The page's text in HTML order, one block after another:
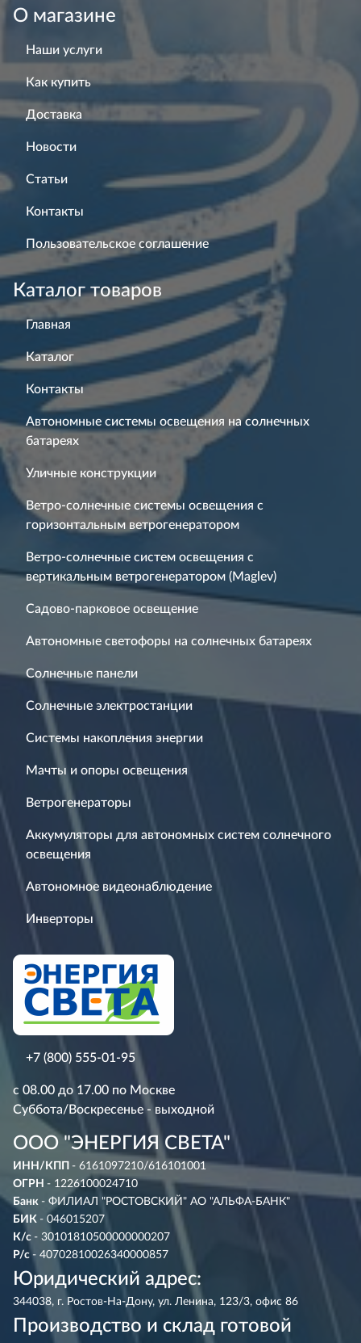
О магазине
Наши услуги
Как купить
Доставка
Новости
Статьи
Контакты
Пользовательское соглашение
Каталог товаров
Главная
Каталог
Контакты
Автономные системы освещения на солнечных
батареях
Уличные конструкции
Ветро-солнечные системы освещения с
горизонтальным ветрогенератором
Ветро-солнечные систем освещения с
вертикальным ветрогенератором (Maglev)
Садово-парковое освещение
Автономные светофоры на солнечных батареях
Солнечные панели
Солнечные электростанции
Системы накопления энергии
Мачты и опоры освещения
Ветрогенераторы
Аккумуляторы для автономных систем солнечного
освещения
Автономное видеонаблюдение
Инверторы
+7 (800) 555-01-95
с 08.00 до 17.00 по Москве
Суббота/Воскресенье - выходной
ООО "ЭНЕРГИЯ СВЕТА"
ИНН/КПП - 6161097210/616101001
ОГРН - 1226100024710
Банк - ФИЛИАЛ "РОСТОВСКИЙ" АО "АЛЬФА-БАНК"
БИК - 046015207
К/с - 30101810500000000207
Р/с - 40702810026340000857
Юридический адрес:
344038, г. Ростов-На-Дону, ул. Ленина, 123/3, офис 86
Производство и склад готовой